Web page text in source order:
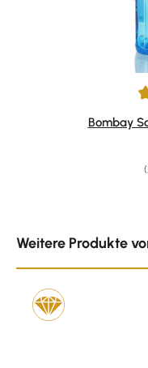
Durchschnittliche
Bombay
Weitere Produkte